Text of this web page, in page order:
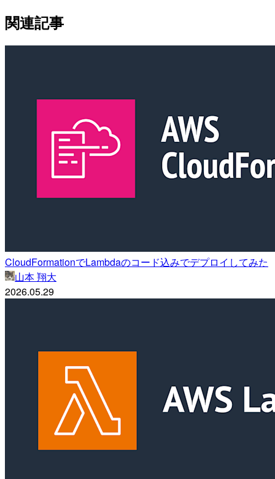
関連記事
CloudFormationでLambdaのコード込みでデプロイしてみた
山本 翔大
2026.05.29